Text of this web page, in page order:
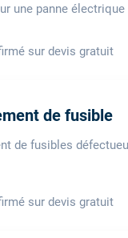
une panne
sur devis gratuit
de fusible
de fusibles
sur devis gratuit